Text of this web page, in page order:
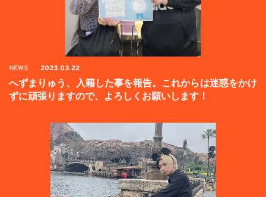
NEWS 2023.03.22
へずまりゅう、入籍した事を報告。これからは迷惑をかけ
ずに頑張りますので、よろしくお願いします！